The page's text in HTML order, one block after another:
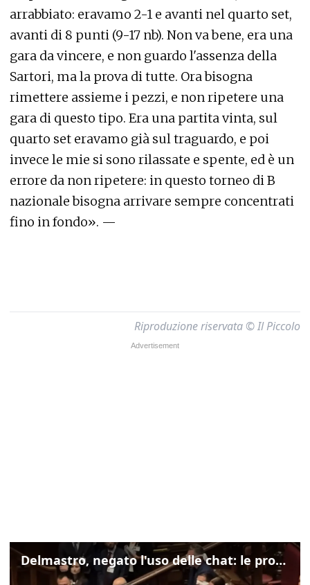
arrabbiato: eravamo 2-1 e avanti nel quarto set,
avanti di 8 punti (9-17 nb). Non va bene, era una
gara da vincere, e non guardo l'assenza della
Sartori, ma la prova di tutte. Ora bisogna
rimettere assieme i pezzi, e non ripetere una
gara di questo tipo. Era una partita vinta, sul
quarto set eravamo già sul traguardo, e poi
invece le mie si sono rilassate e spente, ed è un
errore da non ripetere: in questo torneo di B
nazionale bisogna arrivare sempre concentrati
fino in fondo». —
Riproduzione riservata © Il Piccolo
Delmastro, negato l'uso delle chat: le proteste di Avs e M5s